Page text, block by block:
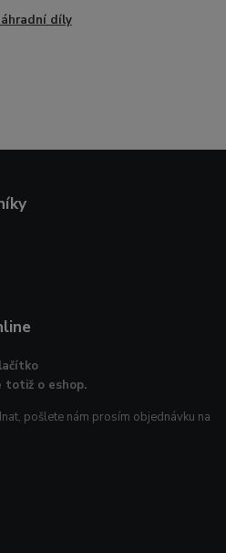
díly
totiž o eshop.
pošlete nám prosím objednávku na